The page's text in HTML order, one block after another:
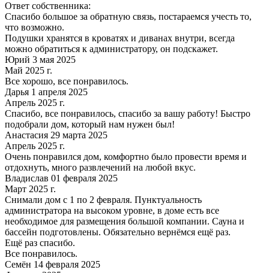
Ответ собственника:
Спасибо большое за обратную связь, постараемся учесть то,
что возможно.
Подушки хранятся в кроватях и диванах внутри, всегда
можно обратиться к администратору, он подскажет.
Юрий 3 мая 2025
Май 2025 г.
Все хорошо, все понравилось.
Дарья 1 апреля 2025
Апрель 2025 г.
Спасибо, все понравилось, спасибо за вашу работу! Быстро
подобрали дом, который нам нужен был!
Анастасия 29 марта 2025
Апрель 2025 г.
Очень понравился дом, комфортно было провести время и
отдохнуть, много развлечений на любой вкус.
Владислав 01 февраля 2025
Март 2025 г.
Снимали дом с 1 по 2 февраля. Пунктуальность
администратора на высоком уровне, в доме есть все
необходимое для размещения большой компании. Сауна и
бассейн подготовлены. Обязательно вернёмся ещё раз.
Ещё раз спасибо.
Все понравилось.
Семён 14 февраля 2025